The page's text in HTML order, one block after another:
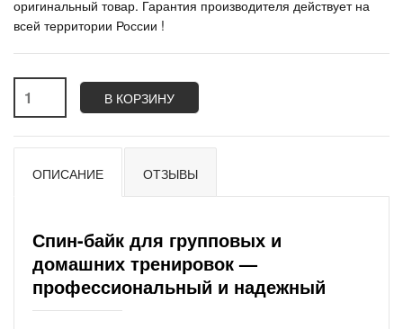
оригинальный товар. Гарантия производителя действует на
всей территории России !
В КОРЗИНУ
ОПИСАНИЕ ОТЗЫВЫ
Спин-байк для групповых и
домашних тренировок —
профессиональный и надежный